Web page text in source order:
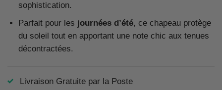
sophistication.
Parfait pour les journées d’été, ce chapeau protège
du soleil tout en apportant une note chic aux tenues
décontractées.
Livraison Gratuite par la Poste